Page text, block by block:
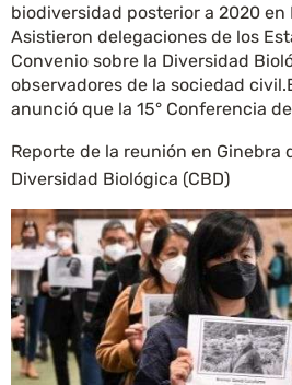
biodiversidad posterior a 2020 en
Asistieron delegaciones de los
Convenio sobre la Diversidad
observadores de la sociedad
anunció que la 15° Conferencia
Reporte de la reunión en Ginebra
Diversidad Biológica (CBD)